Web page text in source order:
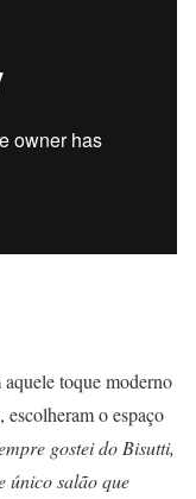
toque moderno
escolheram o espaço
gostei do Bisutti,
único salão que